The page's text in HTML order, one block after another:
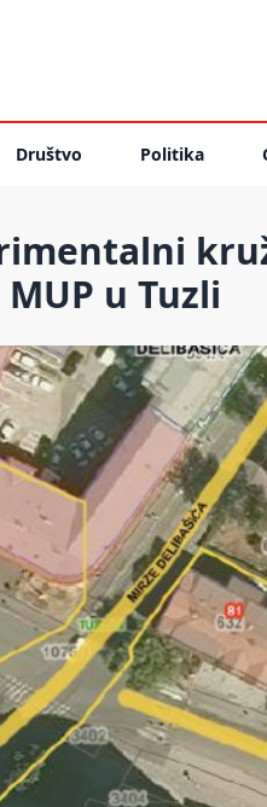
Društvo Politika
u Tuzli